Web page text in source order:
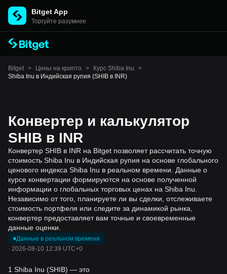
Bitget App
Торгуйте разумнее
Bitget > Цены на крипто > Курс Shiba Inu
>
Shiba Inu в Индийская рупия (SHIB в INR)
Конвертер и калькулятор
SHIB в INR
Конвертер SHIB в INR на Bitget позволяет рассчитать точную
стоимость Shiba Inu в Индийская рупия на основе глобального
ценового индекса Shiba Inu в реальном времени. Данные о
курсе конвертации формируются на основе полученной
информации о глобальных торговых ценах на Shiba Inu.
Независимо от того, планируете ли вы сделки, отслеживаете
стоимость портфеля или следите за динамикой рынка,
конвертер предоставляет вам точные и своевременные
данные оценки.
Данные в реальном времени
· 2026-08-10 12:39 UTC+0
1 Shiba Inu (SHIB) — это